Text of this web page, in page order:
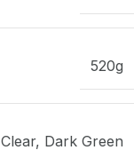
520g
Clear, Dark Green